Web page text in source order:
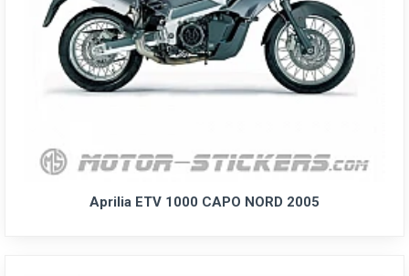
Aprilia ETV 1000 CAPO NORD 2005